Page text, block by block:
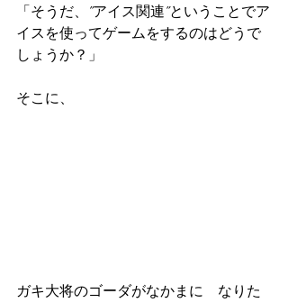
「そうだ、”アイス関連”ということでア
イスを使ってゲームをするのはどうで
しょうか？」
そこに、
ガキ大将のゴーダがなかまに　なりた